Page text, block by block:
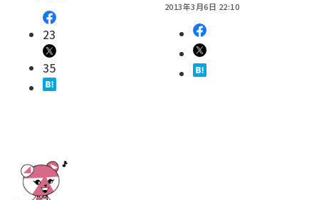
23
35
2013年3月6日 22:10